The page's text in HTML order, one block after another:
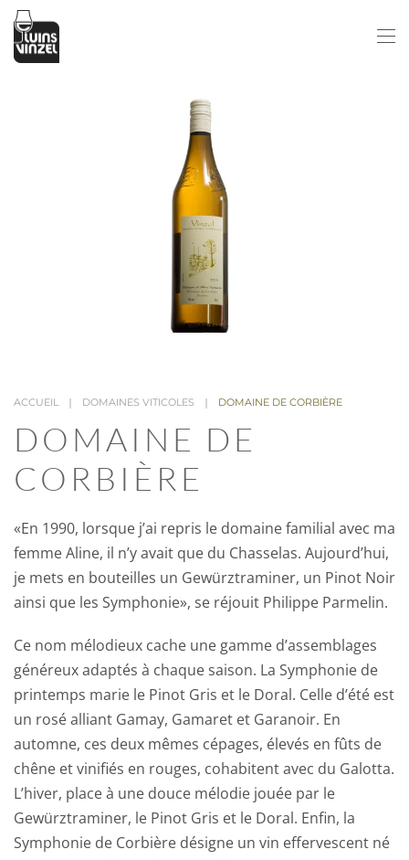
Passer au contenu principal
ACCUEIL DOMAINES VITICOLES DOMAINE DE CORBIÈRE
DOMAINE DE
CORBIÈRE
«En 1990, lorsque j’ai repris le domaine familial avec ma
femme Aline, il n’y avait que du Chasselas. Aujourd’hui,
je mets en bouteilles un Gewürztraminer, un Pinot Noir
ainsi que les Symphonie», se réjouit Philippe Parmelin.
Ce nom mélodieux cache une gamme d’assemblages
généreux adaptés à chaque saison. La Symphonie de
printemps marie le Pinot Gris et le Doral. Celle d’été est
un rosé alliant Gamay, Gamaret et Garanoir. En
automne, ces deux mêmes cépages, élevés en fûts de
chêne et vinifiés en rouges, cohabitent avec du Galotta.
L’hiver, place à une douce mélodie jouée par le
Gewürztraminer, le Pinot Gris et le Doral. Enfin, la
Symphonie de Corbière désigne un vin effervescent né